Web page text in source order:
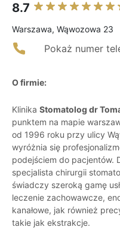
8.7
Warszawa, Wąwozowa 23
Pokaż numer
O firmie:
Klinika Stomatolog dr
punktem na mapie
od 1996 roku przy ulicy
wyróżnia się
podejściem do pacjentów.
specjalista chirurgii
świadczy szeroką gamę
leczenie zachowawcze,
kanałowe, jak również
takie jak ekstrakcje.